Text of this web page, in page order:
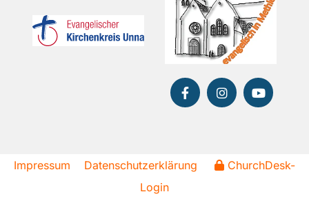
Impressum Datenschutzerklärung
ChurchDesk-
Login